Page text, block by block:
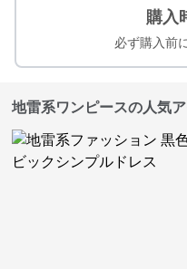
購入
必ず購入前
地雷系ワンピースの人気